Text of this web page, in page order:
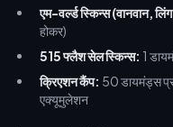
एम-वर्ल्ड स्किन्स (वानवान,
होकर)
515 फ्लैश सेल स्किन्स: 1
क्रिएशन कैंप: 50 डायमंड्स
एक्यूमुलेशन